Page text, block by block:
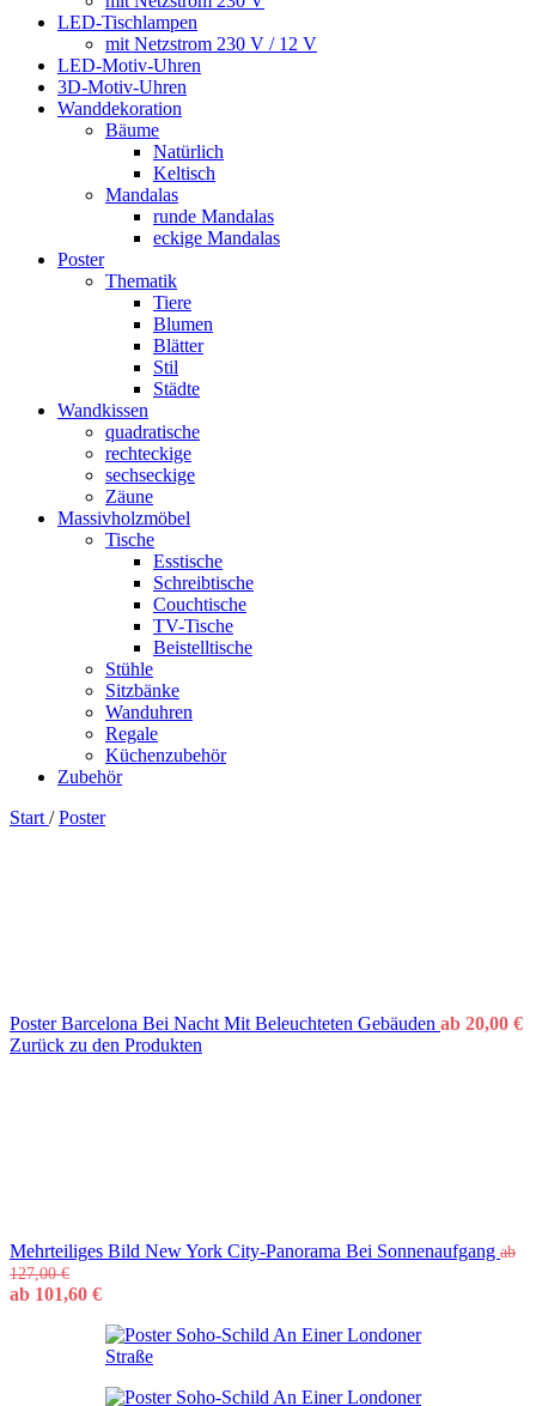
LED-Tischlampen
mit Netzstrom 230 V / 12 V
LED-Motiv-Uhren
3D-Motiv-Uhren
Wanddekoration
Bäume
Natürlich
Keltisch
Mandalas
runde Mandalas
eckige Mandalas
Poster
Thematik
Tiere
Blumen
Blätter
Stil
Städte
Wandkissen
quadratische
rechteckige
sechseckige
Zäune
Massivholzmöbel
Tische
Esstische
Schreibtische
Couchtische
TV-Tische
Beistelltische
Stühle
Sitzbänke
Wanduhren
Regale
Küchenzubehör
Zubehör
Start / Poster
Poster Barcelona Bei Nacht Mit Beleuchteten Gebäuden ab 20,00 €
Zurück zu den Produkten
Mehrteiliges Bild New York City-Panorama Bei Sonnenaufgang ab
127,00€
ab 101,60 €